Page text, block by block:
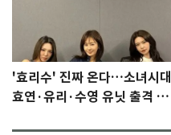
'효리수' 진짜 온다…소녀시대
효연·유리·수영 유닛 출격 [N